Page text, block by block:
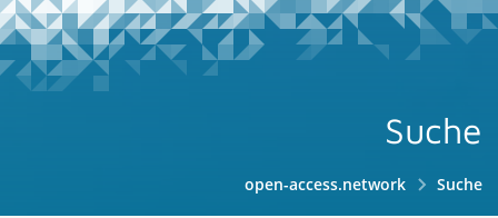
Suche
open-access.network Suche